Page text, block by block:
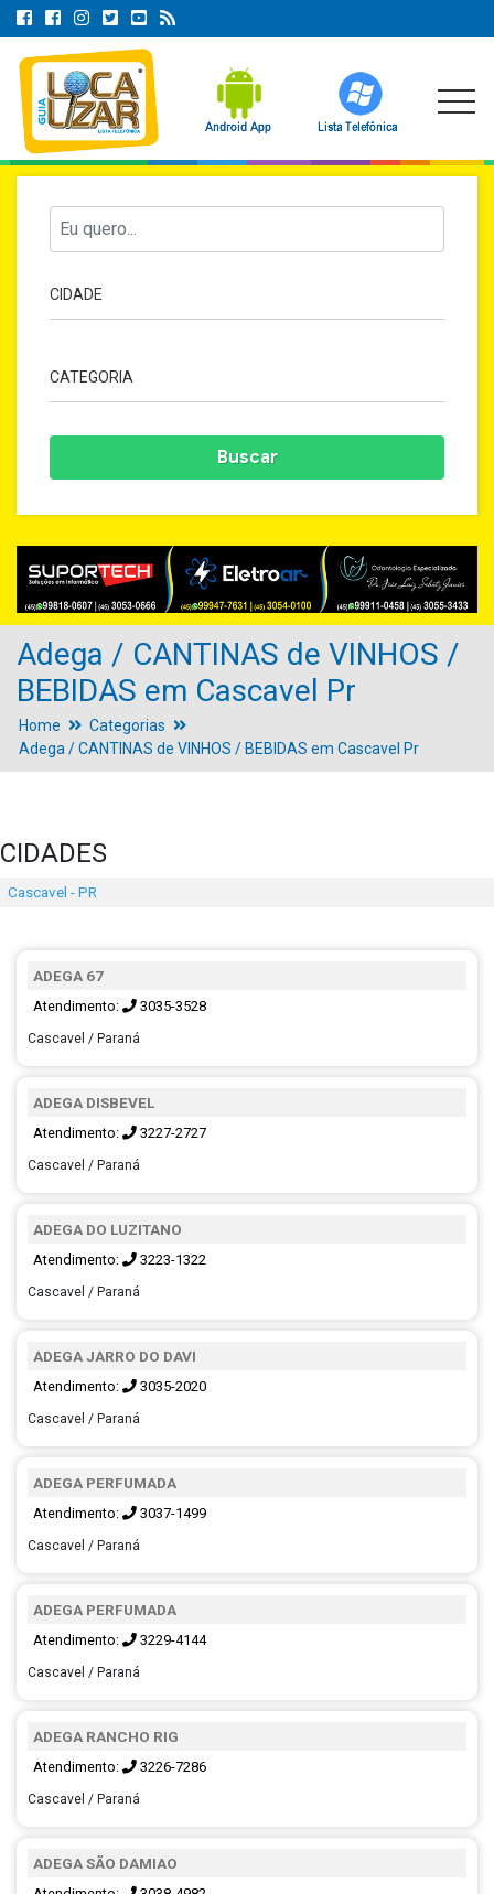
Adega / CANTINAS de VINHOS /
BEBIDAS em Cascavel Pr
Home
Categorias
Adega / CANTINAS de VINHOS / BEBIDAS em Cascavel Pr
CIDADES
Cascavel - PR
ADEGA 67
Atendimento: 3035-3528
Cascavel / Paraná
ADEGA DISBEVEL
Atendimento: 3227-2727
Cascavel / Paraná
ADEGA DO LUZITANO
Atendimento: 3223-1322
Cascavel / Paraná
ADEGA JARRO DO DAVI
Atendimento: 3035-2020
Cascavel / Paraná
ADEGA PERFUMADA
Atendimento: 3037-1499
Cascavel / Paraná
ADEGA PERFUMADA
Atendimento: 3229-4144
Cascavel / Paraná
ADEGA RANCHO RIG
Atendimento: 3226-7286
Cascavel / Paraná
ADEGA SÃO DAMIAO